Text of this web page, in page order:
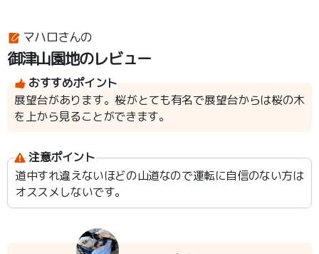
マハロさんの
御津山園地のレビュー
おすすめポイント
展望台があります。桜がとても有名で展望台からは桜の木
を上から見ることができます。
注意ポイント
道中すれ違えないほどの山道なので運転に自信のない方は
オススメしないです。